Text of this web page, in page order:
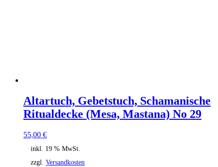
Altartuch, Gebetstuch, Schamanische
Ritualdecke (Mesa, Mastana) No 29
55,00 €
inkl. 19 % MwSt.
zzgl. Versandkosten